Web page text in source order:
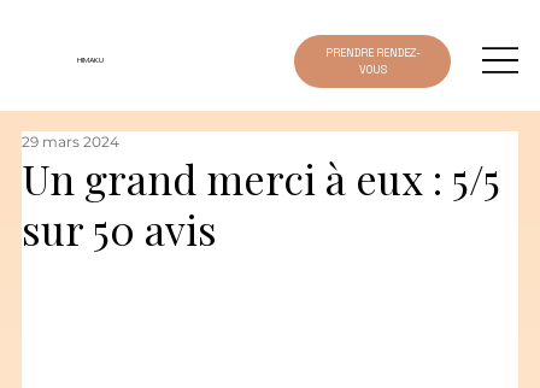
HIMAKU
PRENDRE RENDEZ-
VOUS
Un grand merci à eux : 5/5
sur 50 avis
29 mars 2024